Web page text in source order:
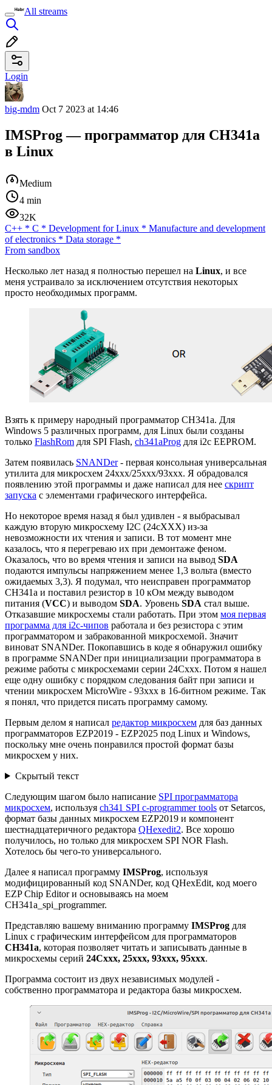
All streams
Login
big-mdm Oct 7 2023 at 14:46
IMSProg — программатор для CH341a
в Linux
Medium
4 min
32K
C++ * C * Development for Linux * Manufacture and development
of electronics * Data storage *
From sandbox
Несколько лет назад я полностью перешел на Linux, и все
меня устраивало за исключением отсутствия некоторых
просто необходимых программ.
Взять к примеру народный программатор CH341a. Для
Windows 5 различных программ, для Linux были созданы
только FlashRom для SPI Flash, ch341aProg для i2c EEPROM.
Затем появилась SNANDer- первая консольная универсальная
утилита для микросхем 24xxx/25xxx/93xxx. Я обрадовался
появлению этой программы и даже написал для нее скрипт
запуска с элементами графического интерфейса.
Но некоторое время назад я был удивлен - я выбрасывал
каждую вторую микросхему I2C (24сXXX) из-за
невозможности их чтения и записи. В тот момент мне
казалось, что я перегреваю их при демонтаже феном.
Оказалось, что во время чтения и записи на вывод SDA
подаются импульсы напряжением менее 1,3 вольта (вместо
ожидаемых 3,3). Я подумал, что неисправен программатор
CH341a и поставил резистор в 10 кОм между выводом
питания (VCC) и выводом SDA. Уровень SDA стал выше.
Отказавшие микросхемы стали работать. При этом моя первая
программа для i2c-чипов работала и без резистора с этим
программатором и забракованной микросхемой. Значит
виноват SNANDer. Покопавшись в коде я обнаружил ошибку
в программе SNANDer при инициализации программатора в
режиме работы с микросхемами серии 24Сxxx. Потом я нашел
еще одну ошибку с порядком следования байт при записи и
чтении микросхем MicroWire - 93xxx в 16-битном режиме. Так
я понял, что придется писать программу самому.
Первым делом я написал редактор микросхем для баз данных
программаторов EZP2019 - EZP2025 под Linux и Windows,
поскольку мне очень понравился простой формат базы
микросхем у них.
Скрытый текст
Следующим шагом было написание SPI программатора
микросхем, используя ch341 SPI c-programmer tools от Setarcos,
формат базы данных микросхем EZP2019 и компонент
шестнадцатеричного редактора QHexedit2. Все хорошо
получилось, но только для микросхем SPI NOR Flash.
Хотелось бы чего-то универсального.
Далее я написал программу IMSProg, используя
модифицированный код SNANDer, код QHexEdit, код моего
EZP Chip Editor и основываясь на моем
CH341a_spi_programmer.
Представляю вашему вниманию программу IMSProg для
Linux с графическим интерфейсом для программаторов
CH341a, которая позволяет читать и записывать данные в
микросхемы серий 24Cxxx, 25xxx, 93xxx, 95xxx.
Программа состоит из двух независимых модулей -
собственно программатора и редактора базы микросхем.